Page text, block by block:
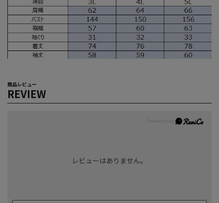
商品レビュー
REVIEW
レビューはありません。